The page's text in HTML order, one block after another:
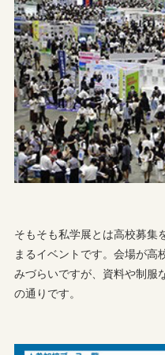
そもそも私学展とは高校募集
まるイベントです。会場が高
みづらいですが、資料や制服
の通りです。